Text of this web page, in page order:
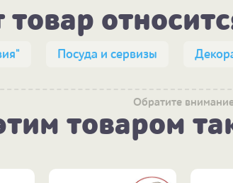
товар
Посуда и сервизы
Обратите
товаром